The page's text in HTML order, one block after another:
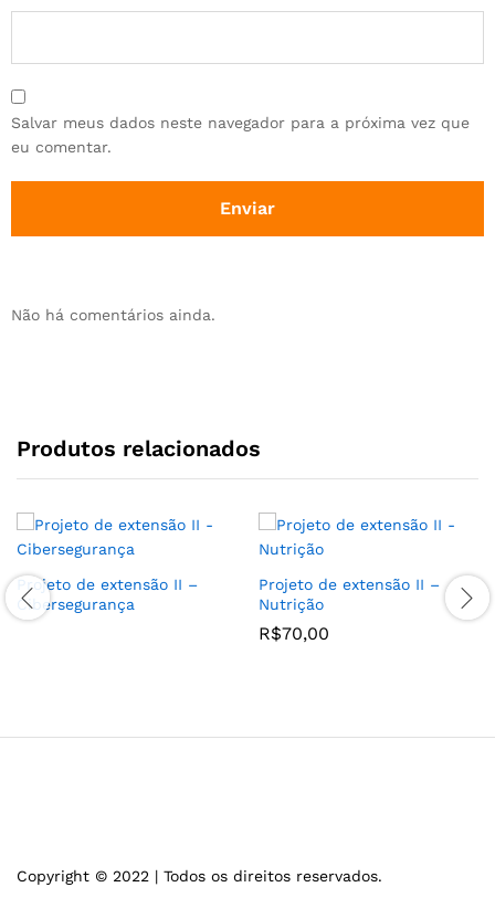
Salvar meus dados neste navegador para a próxima vez que
eu comentar.
Não há comentários ainda.
Produtos relacionados
Projeto de extensão II –
Cibersegurança
Projeto de extensão II –
Nutrição
R$70,00
Copyright © 2022 | Todos os direitos reservados.